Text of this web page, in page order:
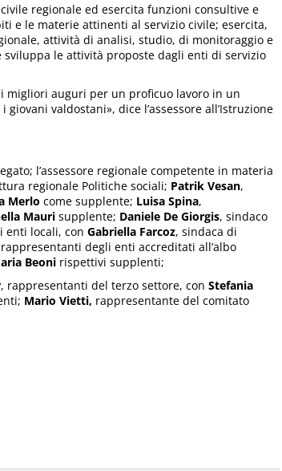
regionale ed esercita funzioni consultive e
e le materie attinenti al servizio civile; esercita,
attività di analisi, studio, di monitoraggio e
le attività proposte dagli enti di servizio
migliori auguri per un proficuo lavoro in un
valdostani», dice l’assessore all’Istruzione
l’assessore regionale competente in materia
regionale Politiche sociali; Patrik Vesan,
Merlo come supplente; Luisa Spina,
Mauri supplente; Daniele De Giorgis, sindaco
enti locali, con Gabriella Farcoz, sindaca di
degli enti accreditati all’albo
Beoni rispettivi supplenti;
, rappresentanti del terzo settore, con Stefania
Mario Vietti, rappresentante del comitato